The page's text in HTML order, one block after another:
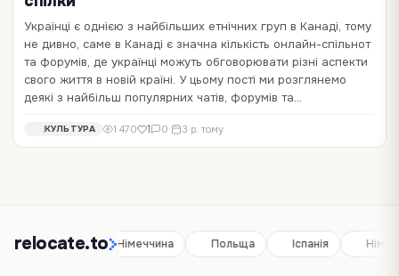
Українці є однією з найбільших етнічних груп в Канаді, тому
не дивно, саме в Канаді є значна кількість онлайн-спільнот
та форумів, де українці можуть обговорювати різні аспекти
свого життя в новій країні. У цьому пості ми розглянемо
деякі з найбільш популярних чатів, форумів та…
КУЛЬТУРА 1 470 1 0· 3 р. тому
relocate.to
Іспанія Німеччина Польща Іспанія